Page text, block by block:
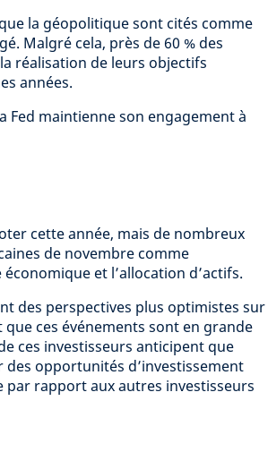
la géopolitique sont cités comme
Malgré cela, près de 60 % des
réalisation de leurs objectifs
années.
Fed maintienne son engagement à
cette année, mais de nombreux
de novembre comme
et l’allocation d’actifs.
des perspectives plus optimistes sur
ces événements sont en grande
ces investisseurs anticipent que
opportunités d’investissement
rapport aux autres investisseurs